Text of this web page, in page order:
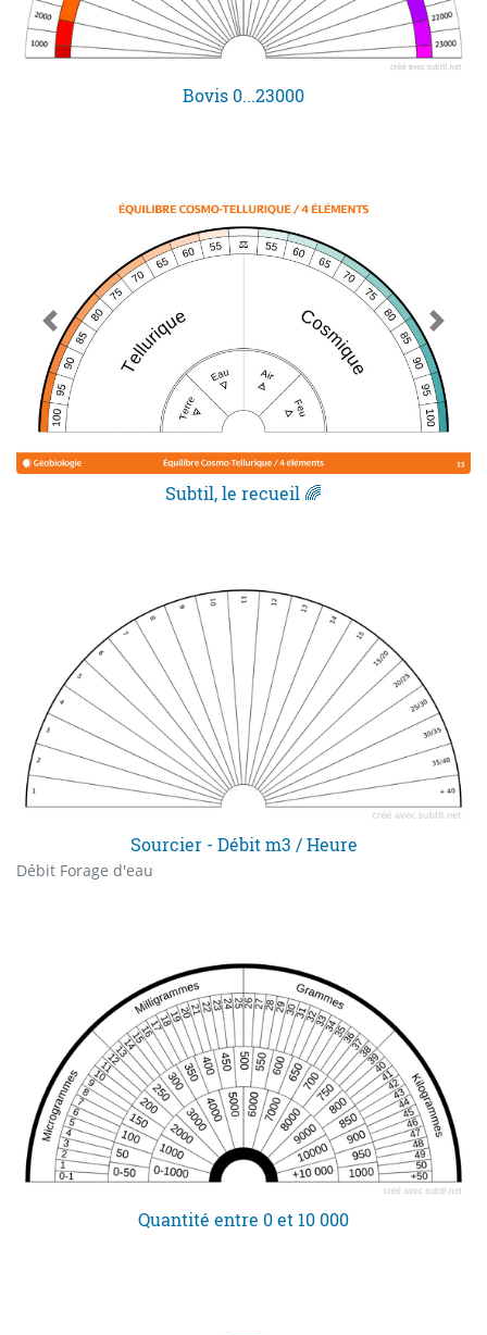
Bovis 0...23000
Subtil, le recueil 🌈
Sourcier - Débit m3 / Heure
Débit Forage d'eau
Quantité entre 0 et 10 000